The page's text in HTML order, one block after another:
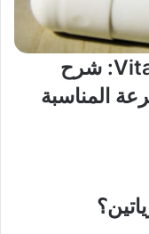
اقراص فيتا سترس Vita Stress: شرح
المناسبة